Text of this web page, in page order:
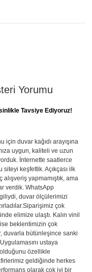
Yorumu
Tavsiye Ediyoruz!
için duvar kağıdı arayışına
uygun, kaliteli ve uzun
İnternette saatlerce
siteyi keşfettik. Açıkçası ilk
yapmamıştık, ama
verdik. WhatsApp
duvar ölçülerimizi
çok
elimize ulaştı. Kalın vinil
beklentimizin çok
duvarla bütünleşince sanki
ustaya
özellikle
geldiğinde herkes
olarak çok iyi bir